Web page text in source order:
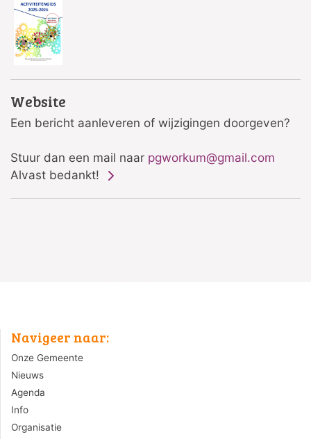
Website
Een bericht aanleveren of wijzigingen doorgeven?
Stuur dan een mail naar pgworkum@gmail.com
Alvast bedankt!
Navigeer naar:
Onze Gemeente
Nieuws
Agenda
Info
Organisatie